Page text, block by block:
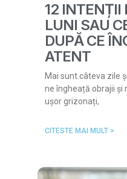
12 INTENȚII
LUNI SAU
DUPĂ CE
ATENT
Mai sunt câteva zile
ne îngheață obrajii și
ușor grizonați,
CITESTE MAI MULT >